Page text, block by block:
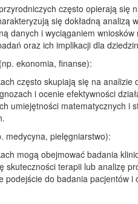
często opierają się
się dokładną analizą
danych i wyciąganiem wniosków
oraz ich implikacji dla
ekonomia, finanse):
często skupiają się na analizie
i ocenie efektywności
umiejętności matematycznych i
medycyna, pielęgniarstwo):
mogą obejmować badania
skuteczności terapii lub analizę
podejście do badania pacjentów i